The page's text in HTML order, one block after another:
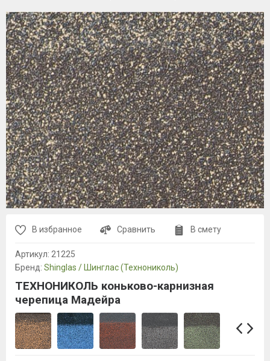
В избранное Сравнить В смету
Артикул: 21225
Бренд: Shinglas / Шинглас (Технониколь)
ТЕХНОНИКОЛЬ коньково-карнизная
черепица Мадейра